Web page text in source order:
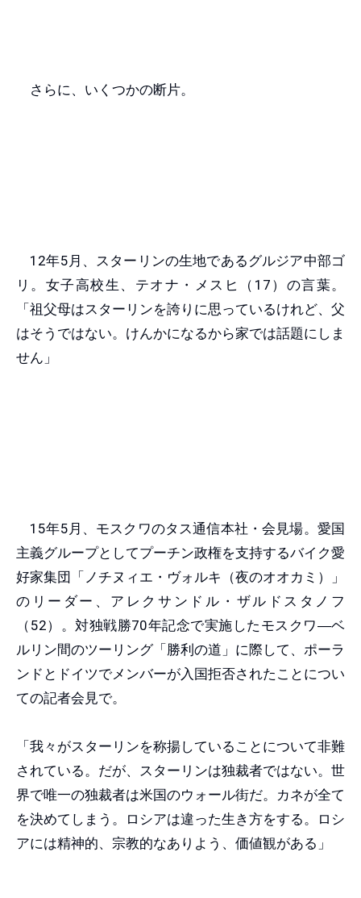
さらに、いくつかの断片。
12年5月、スターリンの生地であるグルジア中部ゴ
リ。女子高校生、テオナ・メスヒ（17）の言葉。
「祖父母はスターリンを誇りに思っているけれど、父
はそうではない。けんかになるから家では話題にしま
せん」
15年5月、モスクワのタス通信本社・会見場。愛国
主義グループとしてプーチン政権を支持するバイク愛
好家集団「ノチヌィエ・ヴォルキ（夜のオオカミ）」
のリーダー、アレクサンドル・ザルドスタノフ
（52）。対独戦勝70年記念で実施したモスクワ―ベ
ルリン間のツーリング「勝利の道」に際して、ポーラ
ンドとドイツでメンバーが入国拒否されたことについ
ての記者会見で。
「我々がスターリンを称揚していることについて非難
されている。だが、スターリンは独裁者ではない。世
界で唯一の独裁者は米国のウォール街だ。カネが全て
を決めてしまう。ロシアは違った生き方をする。ロシ
アには精神的、宗教的なありよう、価値観がある」